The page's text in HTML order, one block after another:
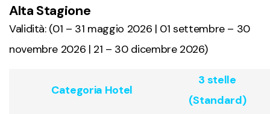
Alta Stagione
Validità: (01 – 31 maggio 2026 | 01 settembre – 30
novembre 2026 | 21 – 30 dicembre 2026)
Categoria Hotel
3 stelle
(Standard)